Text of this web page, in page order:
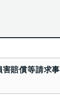
賠償等請求